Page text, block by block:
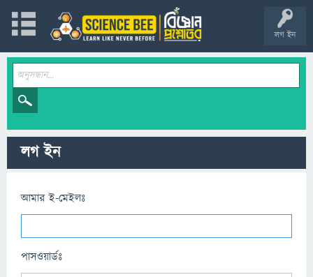
লগ ইন
লগ ইন
আমার ই-মেইলঃ
পাসওয়ার্ডঃ